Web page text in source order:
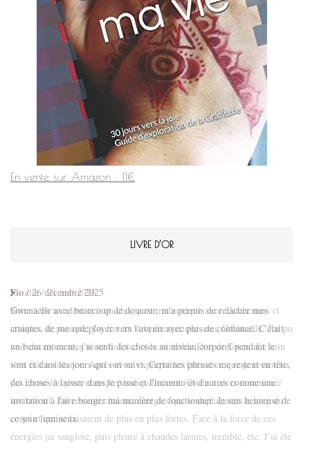
En vente sur Amazon : 11€
LIVRE D’OR
Flo/26 décembre 2025
Gwenaëlle avec beaucoup de douceur, m'a permis de relâcher mes
craintes, de me redéployer vers l'avenir avec plus de confiance. C'était
un beau moment, j'ai senti des choses au niveau corporel pendant le
soin et dans les jours qui ont suivi. Certaines phrases me restent en tête,
des choses à laisser dans le passé et l'inconnu et d'autres comme une
invitation à faire bouger ma manière de fonctionner. Je suis heureuse de
ce soin lumineux.
C'est vous qui en parlez le mieux!